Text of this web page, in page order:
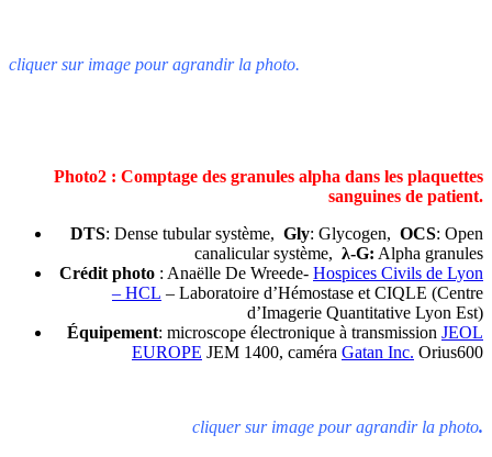
cliquer sur image pour agrandir la photo.
Photo2 : Comptage des granules alpha dans les plaquettes
sanguines de patient.
DTS: Dense tubular système, Gly: Glycogen, OCS: Open
canalicular système, λ-G: Alpha granules
Crédit photo : Anaëlle De Wreede- Hospices Civils de Lyon
– HCL – Laboratoire d’Hémostase et CIQLE (Centre
d’Imagerie Quantitative Lyon Est)
Équipement: microscope électronique à transmission JEOL
EUROPE JEM 1400, caméra Gatan Inc. Orius600
cliquer sur image pour agrandir la photo.